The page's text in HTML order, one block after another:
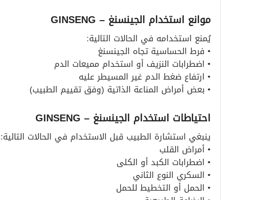
موانع استخدام الجينسنغ – GINSENG
يُمنع استخدامه في الحالات التالية:
• فرط الحساسية تجاه الجينسنغ
• اضطرابات النزيف أو استخدام مميعات الدم
• ارتفاع ضغط الدم غير المسيطر عليه
• بعض أمراض المناعة الذاتية (وفق تقييم الطبيب)
احتياطات استخدام الجينسنغ – GINSENG
ينبغي استشارة الطبيب قبل الاستخدام في الحالات التالية:
• أمراض القلب
• اضطرابات الكبد أو الكلى
• السكري النوع الثاني
• الحمل أو التخطيط للحمل